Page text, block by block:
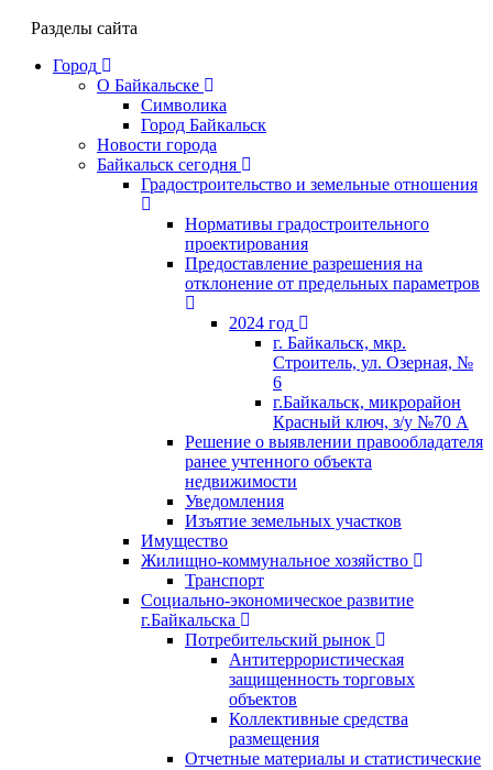
Разделы сайта
Город
О Байкальске
Символика
Город Байкальск
Новости города
Байкальск сегодня
Градостроительство и земельные отношения
Нормативы градостроительного
проектирования
Предоставление разрешения на
отклонение от предельных параметров
2024 год
г. Байкальск, мкр.
Строитель, ул. Озерная, №
6
г.Байкальск, микрорайон
Красный ключ, з/у №70 А
Решение о выявлении правообладателя
ранее учтенного объекта
недвижимости
Уведомления
Изъятие земельных участков
Имущество
Жилищно-коммунальное хозяйство
Транспорт
Социально-экономическое развитие
г.Байкальска
Потребительский рынок
Антитеррористическая
защищенность торговых
объектов
Коллективные средства
размещения
Отчетные материалы и статистические